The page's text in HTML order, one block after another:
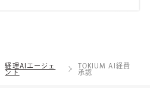
経理AIエージェ
ント
TOKIUM AI経費
承認